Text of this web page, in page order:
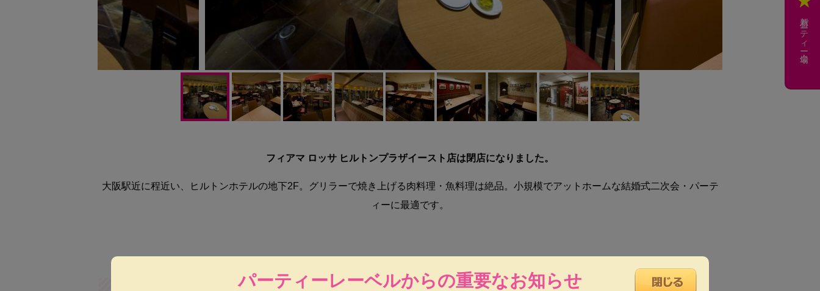
フィアマ ロッサ ヒルトンプラザイースト店は閉店になりました。
大阪駅近に程近い、ヒルトンホテルの地下2F。グリラーで焼き上げる肉料理・魚料理は絶品。小規模でアットホームな結婚式二次会・パーテ
ィーに最適です。
新着パーティー会場
パーティーレーベルからの重要なお知らせ